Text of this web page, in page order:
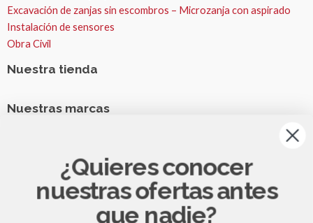
Excavación de zanjas sin escombros – Microzanja con aspirado
Instalación de sensores
Obra Civil
Nuestra tienda
Nuestras marcas
VESALA
¿Quieres conocer
nuestras ofertas antes
que nadie?